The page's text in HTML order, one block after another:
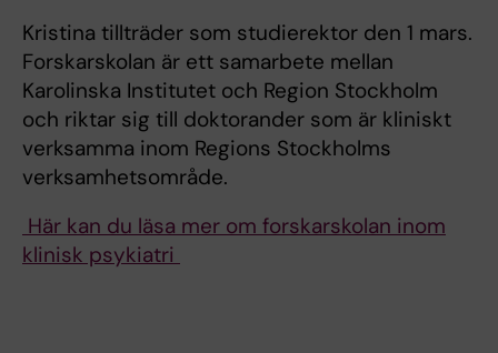
Kristina tillträder som studierektor den 1 mars.
Forskarskolan är ett samarbete mellan
Karolinska Institutet och Region Stockholm
och riktar sig till doktorander som är kliniskt
verksamma inom Regions Stockholms
verksamhetsområde.
Här kan du läsa mer om forskarskolan inom
klinisk psykiatri